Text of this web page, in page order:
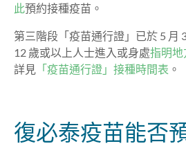
此預約接種疫苗。
第三階段「疫苗通行證」已於 5 月
12 歲或以上人士進入或身處指明地
詳見
「疫苗通行證」接種時間表 。
復必泰疫苗能否